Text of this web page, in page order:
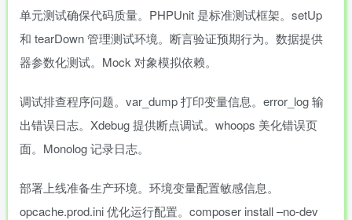
单元测试确保代码质量。PHPUnit 是标准测试框架。setUp
和 tearDown 管理测试环境。断言验证预期行为。数据提供
器参数化测试。Mock 对象模拟依赖。
调试排查程序问题。var_dump 打印变量信息。error_log 输
出错误日志。Xdebug 提供断点调试。whoops 美化错误页
面。Monolog 记录日志。
部署上线准备生产环境。环境变量配置敏感信息。
opcache.prod.ini 优化运行配置。composer install –no-dev